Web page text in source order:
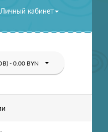
Личный кабинет
- 0.00 BYN